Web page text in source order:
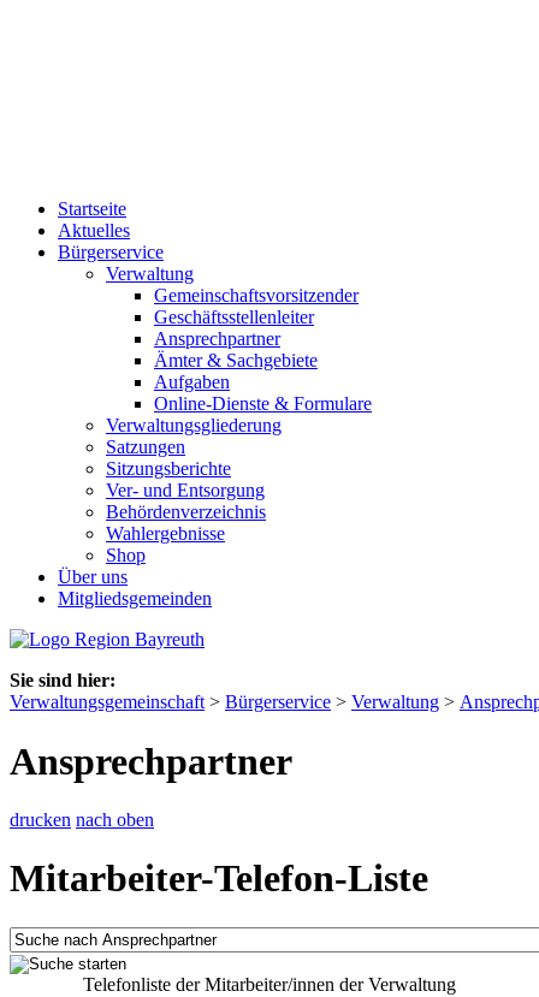
Startseite
Aktuelles
Bürgerservice
Verwaltung
Gemeinschaftsvorsitzender
Geschäftsstellenleiter
Ansprechpartner
Ämter & Sachgebiete
Aufgaben
Online-Dienste & Formulare
Verwaltungsgliederung
Satzungen
Sitzungsberichte
Ver- und Entsorgung
Behördenverzeichnis
Wahlergebnisse
Shop
Über uns
Mitgliedsgemeinden
Sie sind hier:
Verwaltungsgemeinschaft > Bürgerservice > Verwaltung >
Ansprechpartner
drucken nach oben
Mitarbeiter-Telefon-Liste
Telefonliste der Mitarbeiter/innen der Verwaltung